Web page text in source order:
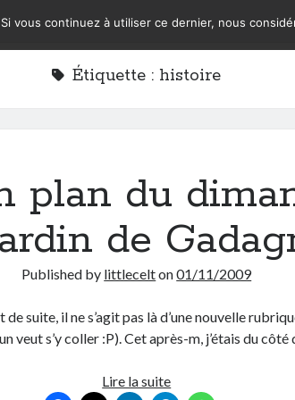
Étiquette :histoire
plan du
de
Published by littlecelton01/11/2009
suite, il ne s’agit pas là d’une nouvelle
veut s’y coller :P). Cet après-m, j’étais du côté
Lire la suiteLe
vous continuez à utiliser ce dernier, nous